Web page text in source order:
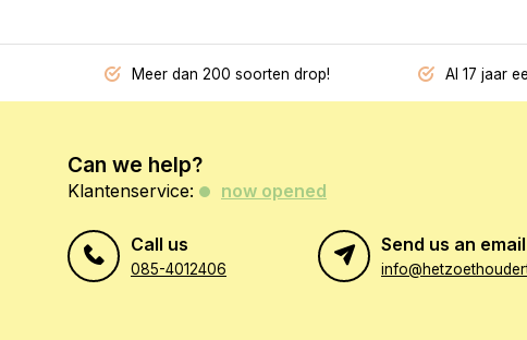
Meer dan 200 soorten drop! Al 17 jaar
Can we help?
Klantenservice: now opened
Call us
085-4012406
Send us an email